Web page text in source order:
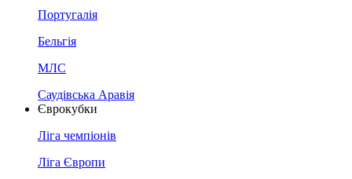
Португалія
Бельгія
МЛС
Саудівська Аравія
Єврокубки
Ліга чемпіонів
Ліга Європи